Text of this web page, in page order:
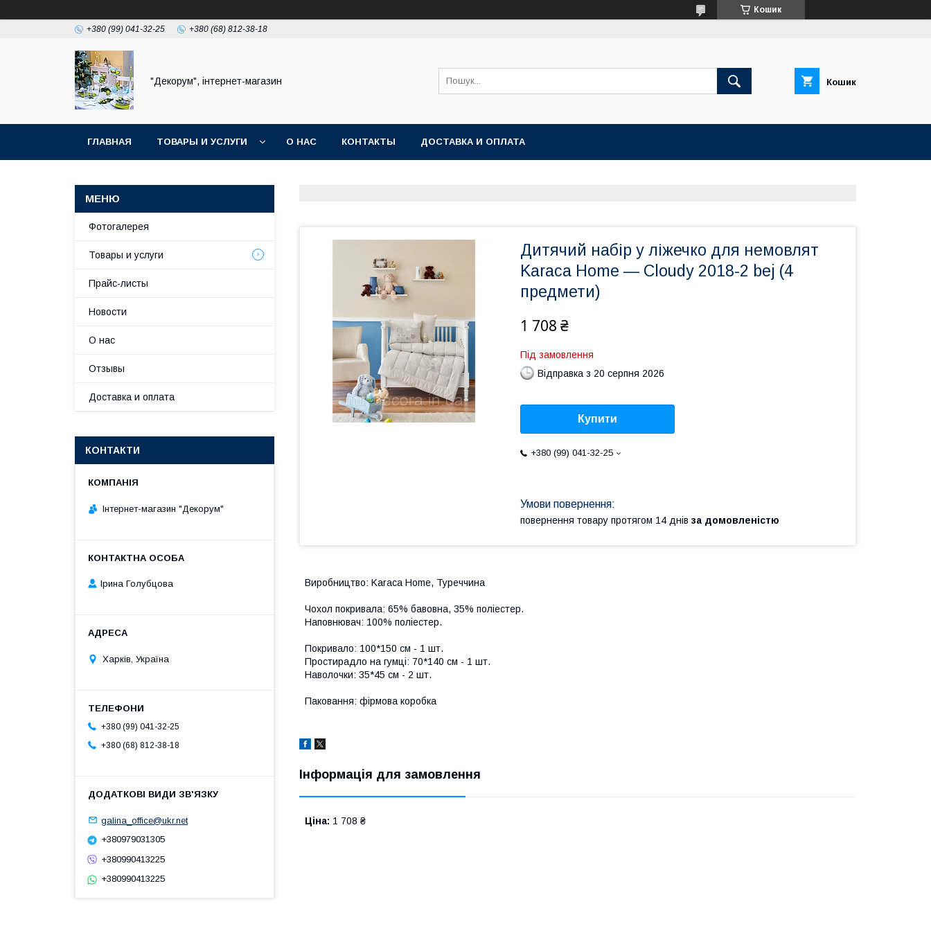
Кошик
+380 (99) 041-32-25 +380 (68) 812-38-18
"Декорум", інтернет-магазин Кошик
ГЛАВНАЯ ТОВАРЫ И УСЛУГИ О НАС КОНТАКТЫ ДОСТАВКА И ОПЛАТА
Дитячий набір у ліжечко для немовлят
Karaca Home — Cloudy 2018-2 bej (4
предмети)
1 708 ₴
Під замовлення
Відправка з 20 серпня 2026
Купити
+380 (99) 041-32-25
повернення товару протягом 14 днів за домовленістю
Виробництво: Karaca Home, Туреччина
Чохол покривала: 65% бавовна, 35% поліестер.
Наповнювач: 100% поліестер.
Покривало: 100*150 см - 1 шт.
Простирадло на гумці: 70*140 см - 1 шт.
Наволочки: 35*45 см - 2 шт.
Паковання: фірмова коробка
Інформація для замовлення
Ціна: 1 708 ₴
Фотогалерея
Товары и услуги
Прайс-листы
Новости
О нас
Отзывы
Доставка и оплата
КОНТАКТИ
Інтернет-магазин "Декорум"
Ірина Голубцова
Харків, Україна
+380 (99) 041-32-25
+380 (68) 812-38-18
galina_office@ukr.net
+380979031305
+380990413225
+380990413225